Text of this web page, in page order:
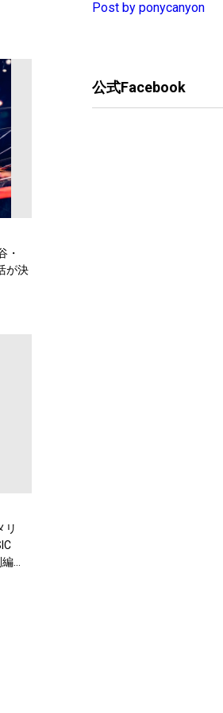
・
が決
リ
編
Post by ponycanyon
公式Facebook